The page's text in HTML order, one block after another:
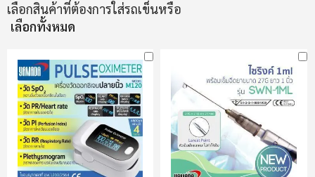
เลือกสินค้าที่ต้องการใส่รถเข็นหรือ
เลือกทั้งหมด